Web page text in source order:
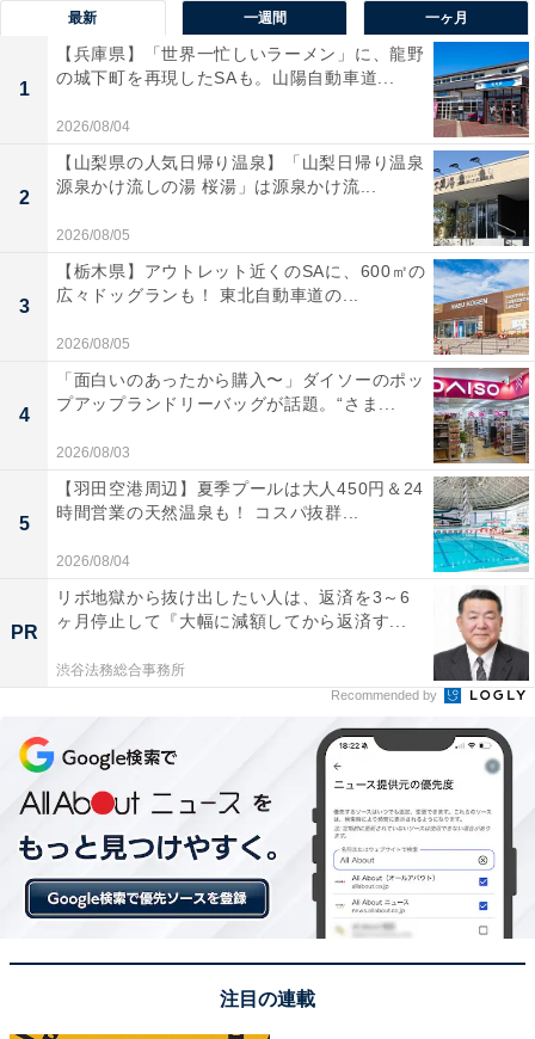
最新 一週間 一ヶ月
1
【兵庫県】「世界一忙しいラーメン」に、龍野
の城下町を再現したSAも。山陽自動車道...
2026/08/04
2
【山梨県の人気日帰り温泉】「山梨日帰り温泉
源泉かけ流しの湯 桜湯」は源泉かけ流...
2026/08/05
3
【栃木県】アウトレット近くのSAに、600㎡の
広々ドッグランも！ 東北自動車道の...
2026/08/05
4
「面白いのあったから購入〜」ダイソーのポッ
プアップランドリーバッグが話題。“さま...
2026/08/03
5
【羽田空港周辺】夏季プールは大人450円＆24
時間営業の天然温泉も！ コスパ抜群...
2026/08/04
PR
リボ地獄から抜け出したい人は、返済を3～6
ヶ月停止して『大幅に減額してから返済す...
渋谷法務総合事務所
Recommended by
注目の連載